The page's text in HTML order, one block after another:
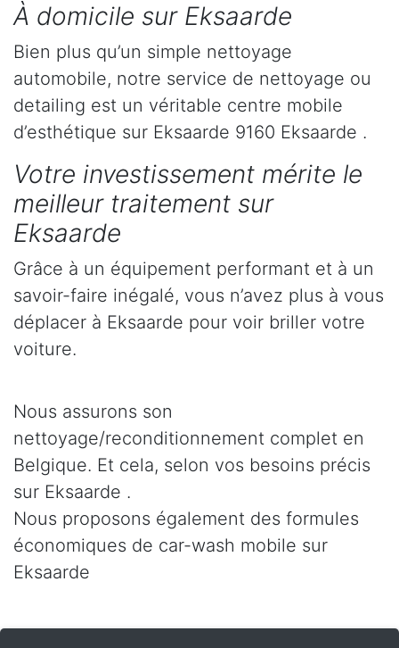
À domicile sur Eksaarde
Bien plus qu’un simple nettoyage
automobile, notre service de nettoyage ou
detailing est un véritable centre mobile
d’esthétique sur Eksaarde 9160 Eksaarde .
Votre investissement mérite le
meilleur traitement sur
Eksaarde
Grâce à un équipement performant et à un
savoir-faire inégalé, vous n’avez plus à vous
déplacer à Eksaarde pour voir briller votre
voiture.
Nous assurons son
nettoyage/reconditionnement complet en
Belgique. Et cela, selon vos besoins précis
sur Eksaarde .
Nous proposons également des formules
économiques de car-wash mobile sur
Eksaarde